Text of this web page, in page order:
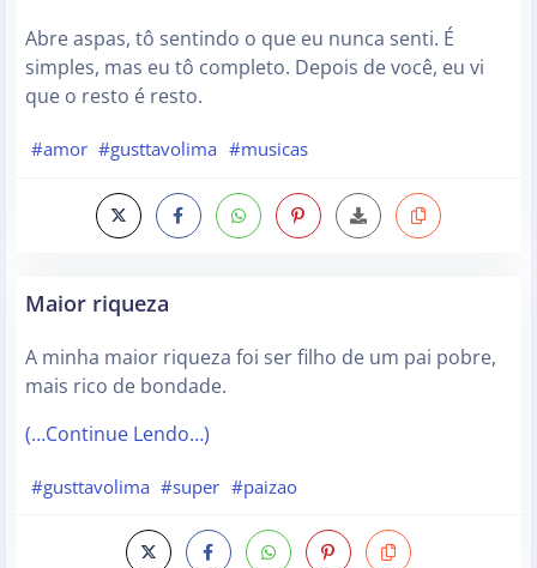
Abre aspas, tô sentindo o que eu nunca senti. É
simples, mas eu tô completo. Depois de você, eu vi
que o resto é resto.
#amor #gusttavolima #musicas
Maior riqueza
A minha maior riqueza foi ser filho de um pai pobre,
mais rico de bondade.
(…Continue Lendo…)
#gusttavolima #super #paizao